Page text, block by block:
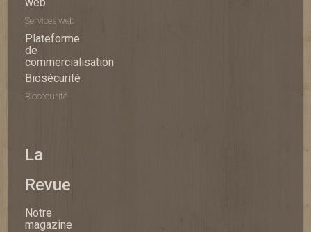
Services web
Plateforme
de
commercialisation
Biosécurité
Biosécurité
La
Revue
Notre
magazine